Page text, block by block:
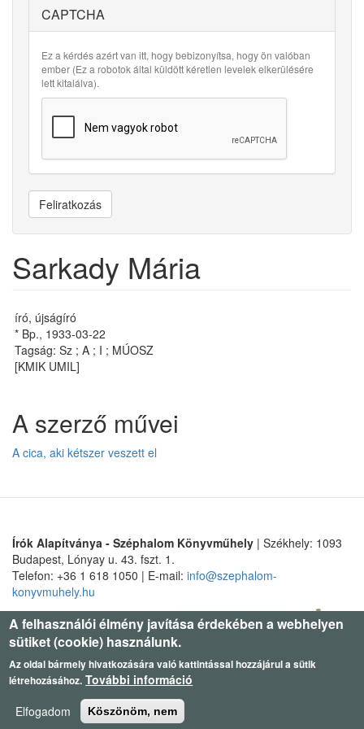
CAPTCHA
Ez a kérdés azért van itt, hogy bebizonyítsa, hogy ön valóban
ember (Ez a robotok által küldött kéretlen levelek elkerülésére
lett kitalálva).
Feliratkozás
Sarkady Mária
író, újságíró
* Bp., 1933-03-22
Tagság: Sz ; A ; I ; MÚOSZ
[KMIK UMIL]
A szerző művei
A cica, aki kétszer veszett el
Írók Alapítványa - Széphalom Könyvműhely | Székhely: 1093
Budapest, Lónyay u. 43. fszt. 1.
Telefon: +36 1 618 1050 | E-mail: info@szephalom-
konyvmuhely.hu
A felhasználói élmény javítása érdekében a webhelyen
sütiket (cookie) használunk.
Az oldal bármely hivatkozására való kattintással hozzájárul a sütik
létrehozásához. További információ
Elfogadom
Köszönöm, nem